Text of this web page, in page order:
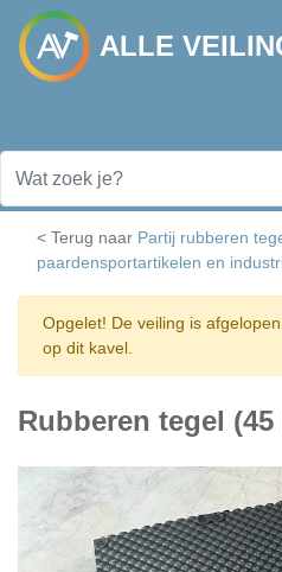
ALLE
< Terug naar Partij rubberen
paardensportartikelen en
Opgelet! De veiling is
op dit kavel.
Rubberen tegel (45